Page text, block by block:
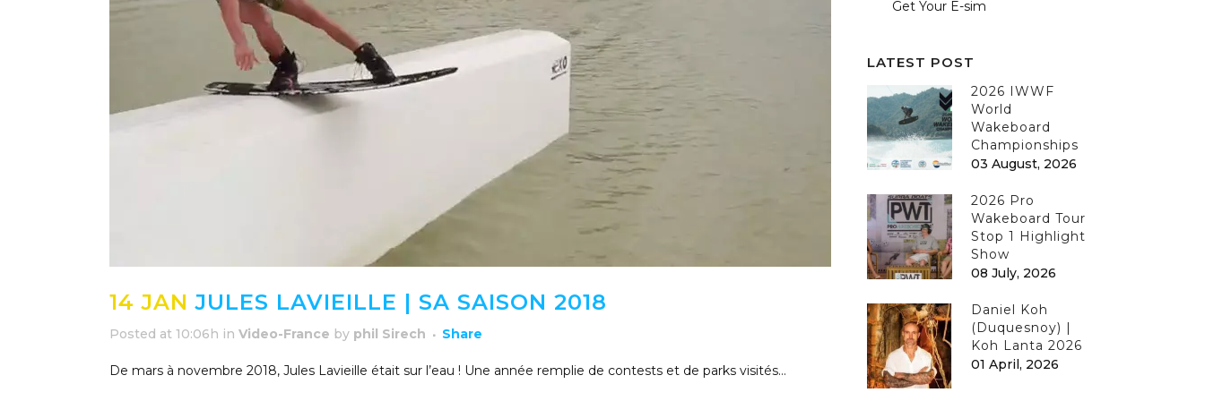
14 JAN JULES LAVIEILLE | SA SAISON 2018
Posted at 10:06h in Video-France by phil Sirech Share
De mars à novembre 2018, Jules Lavieille était sur l’eau ! Une année remplie de contests et de parks visités…
Get Your E-sim
LATEST POST
2026 IWWF
World
Wakeboard
Championships
03 August, 2026
2026 Pro
Wakeboard Tour
Stop 1 Highlight
Show
08 July, 2026
Daniel Koh
(Duquesnoy) |
Koh Lanta 2026
01 April, 2026